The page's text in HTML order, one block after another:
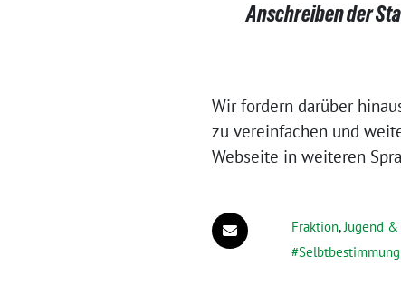
Anschreiben der
Wir fordern darüber
zu vereinfachen und
Webseite in weiteren
Fraktion,Jugend
Selbtbestimmung